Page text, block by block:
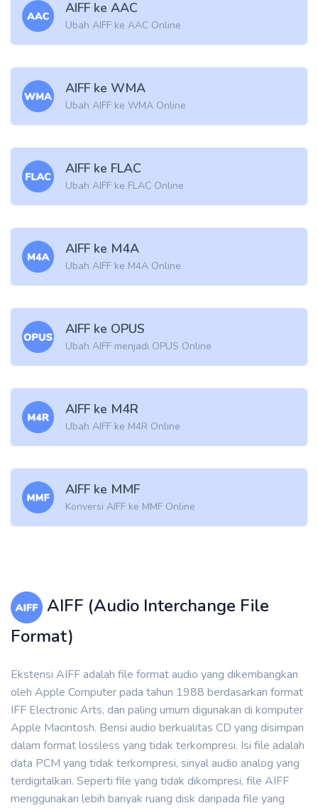
AIFF ke AAC
Ubah AIFF ke AAC Online
AIFF ke WMA
Ubah AIFF ke WMA Online
AIFF ke FLAC
Ubah AIFF ke FLAC Online
AIFF ke M4A
Ubah AIFF ke M4A Online
AIFF ke OPUS
Ubah AIFF menjadi OPUS Online
AIFF ke M4R
Ubah AIFF ke M4R Online
AIFF ke MMF
Konversi AIFF ke MMF Online
AIFF (Audio Interchange File
Format)
Ekstensi AIFF adalah file format audio yang dikembangkan
oleh Apple Computer pada tahun 1988 berdasarkan format
IFF Electronic Arts, dan paling umum digunakan di komputer
Apple Macintosh. Berisi audio berkualitas CD yang disimpan
dalam format lossless yang tidak terkompresi. Isi file adalah
data PCM yang tidak terkompresi, sinyal audio analog yang
terdigitalkan. Seperti file yang tidak dikompresi, file AIFF
menggunakan lebih banyak ruang disk daripada file yang